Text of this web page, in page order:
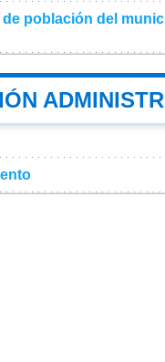
de población del